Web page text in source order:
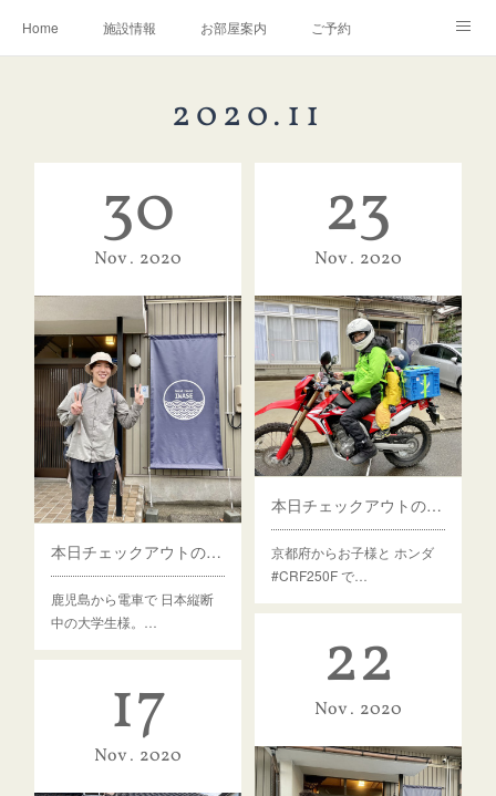
Home 施設情報 お部屋案内 ご予約
2020. 11
30
Nov 2020
本日チェックアウトのゲスト様
鹿児島から電車で 日本縦断
中の大学生様。…
23
Nov 2020
本日チェックアウトのゲスト様
京都府からお子様と ホンダ
#CRF250F で…
22
Nov 2020
17
Nov 2020